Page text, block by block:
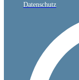
Datenschutz